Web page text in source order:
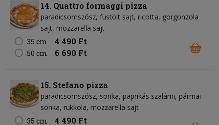
14. Quattro formaggi pizza
paradicsomszósz füstölt sajt ricotta gorgonzola
sajt mozzarella sajt
35 cm
4 490 Ft
50 cm 6 690 Ft
15. Stefano pizza
paradicsomszósz sonka paprikás szalámi pármai
sonka rukkola mozzarella sajt
35 cm
4 490 Ft